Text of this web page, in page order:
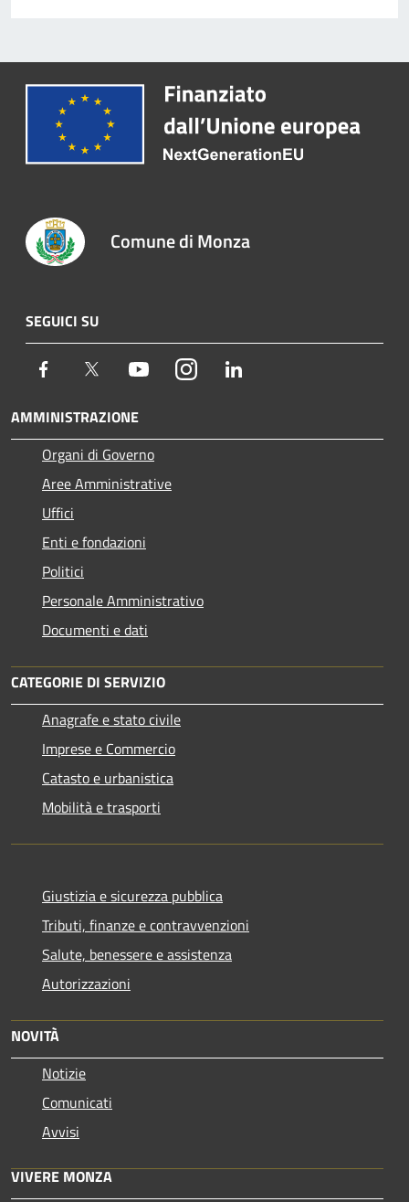
Comune di Monza
SEGUICI SU
Facebook Twitter YoutubeInstagram
AMMINISTRAZIONE
Organi di Governo
Aree Amministrative
Uffici
Enti e fondazioni
Politici
Personale Amministrativo
Documenti e dati
CATEGORIE DI SERVIZIO
Anagrafe e stato civile
Imprese e Commercio
Catasto e urbanistica
Mobilità e trasporti
Giustizia e sicurezza pubblica
Tributi, finanze e contravvenzioni
Salute, benessere e assistenza
Autorizzazioni
NOVITÀ
Notizie
Comunicati
Avvisi
VIVERE MONZA